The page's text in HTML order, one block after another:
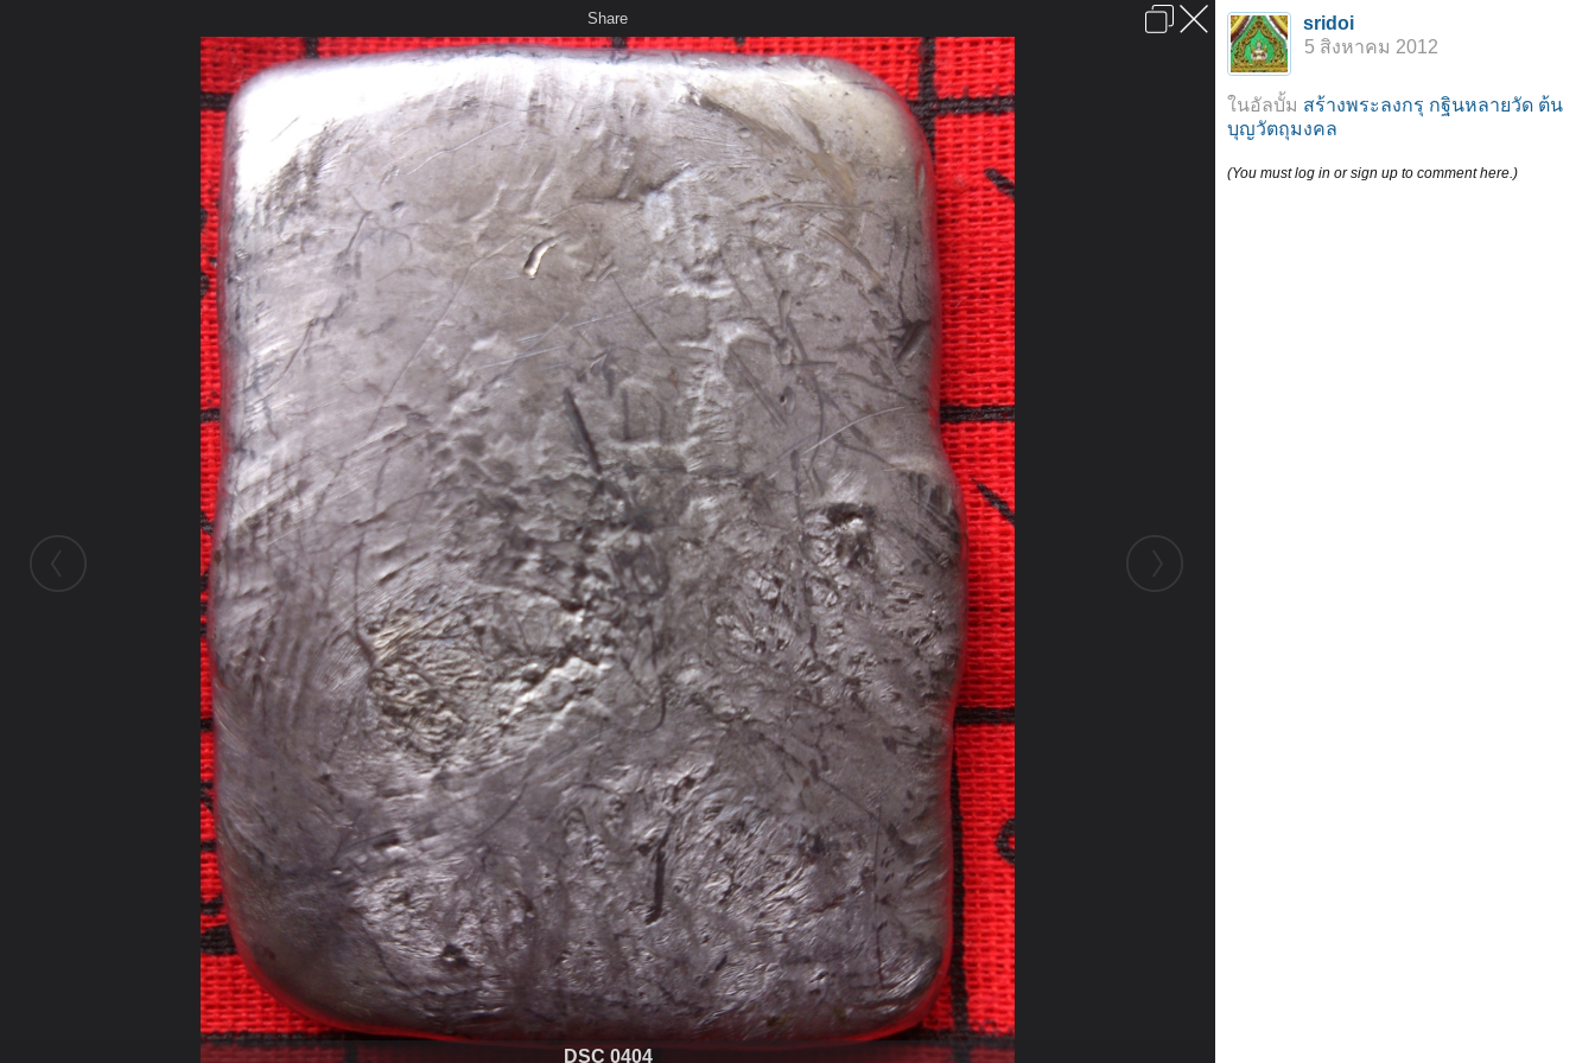
General NR สร้างพระลงกรุ กฐินหลายวัด ต้นบุญวัตถุมงคล
เว็บบอร์ด มีอะไรใหม่ วิดีโอ รูปภาพ
มีอะไรใหม่ คอลเล็คชั่น สถานที่ กล้อง แท็ก
เสียงธรรม สมาชิก ห้องสนทนา
ลงโฆษณา ติดต่อเรา ช่วยเหลือ
Share
DSC 0404
sridoi
5 สิงหาคม 2012
ในอัลบั้ม สร้างพระลงกรุ กฐินหลายวัด ต้น
บุญวัตถุมงคล
(You must log in or sign up to comment here.)